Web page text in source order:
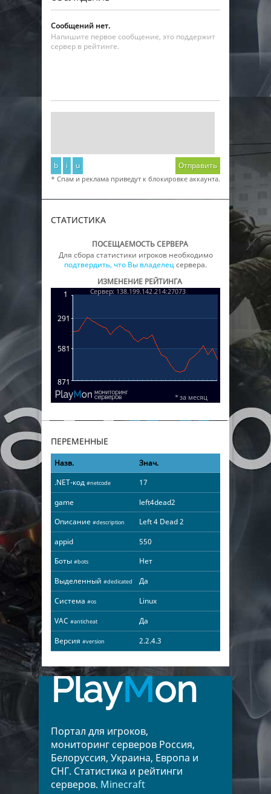
Сообщений нет.
Напишите первое сообщение, это поддержит
сервер в рейтинге.
b i u Отправить
* Спам и реклама приведут к блокировке аккаунта.
СТАТИСТИКА
ПОСЕЩАЕМОСТЬ СЕРВЕРА
Для сбора статистики игроков необходимо
подтвердить, что Вы владелецсервера.
ИЗМЕНЕНИЕ РЕЙТИНГА
ПЕРЕМЕННЫЕ
Назв.
Знач.
.NET-код #netcode
17
game
left4dead2
Описание #description
Left 4 Dead 2
appid
550
Боты #bots
Нет
Выделенный #dedicated
Да
Система #os
Linux
VAC #anticheat
Да
Версия #version 2.2.4.3
PlayMon
Портал для игроков,
мониторинг серверов Россия,
Белоруссия, Украина, Европа и
СНГ. Статистика и рейтинги
серверов. Minecraft